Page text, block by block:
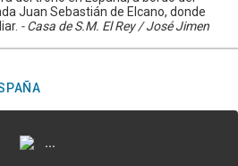
Juan Sebastián de Elcano, donde
- Casa de S.M. El Rey / José Jimen
...